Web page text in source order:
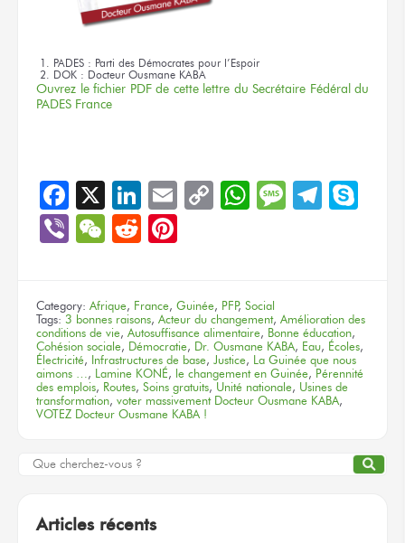
PADES : Parti des Démocrates pour l’Espoir
DOK : Docteur Ousmane KABA
Ouvrez le fichier PDF de cette lettre du Secrétaire Fédéral du
PADES France
Facebook
X LinkedIn
EmailCopyWhatsApp
Message
ViberWeChat
Reddit
Category: Afrique, France, Guinée, PFP, Social
Tags: 3 bonnes raisons, Acteur du changement, Amélioration des
conditions de vie, Autosuffisance alimentaire, Bonne éducation,
Cohésion sociale, Démocratie, Dr. Ousmane KABA, Eau, Écoles,
Électricité, Infrastructures de base, Justice, La Guinée que nous
aimons … , Lamine KONÉ, le changement en Guinée, Pérennité
des emplois, Routes, Soins gratuits, Unité nationale, Usines de
transformation, voter massivement Docteur Ousmane KABA,
VOTEZ Docteur Ousmane KABA !
Articles récents